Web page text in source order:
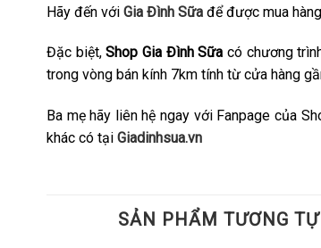
Hãy đến với Gia Đình Sữa để được mua
Đặc biệt,Shop Gia Đình Sữa có chương
trong vòng bán kính 7km tính từ cửa hàng
Ba mẹ hãy liên hệ ngay với Fanpage của
khác có tại Giadinhsua.vn
SẢN PHẨM TƯƠNG TỰ